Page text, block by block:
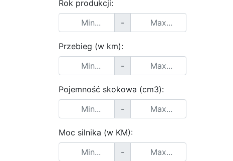
Rok produkcji:
-
Przebieg (w km):
-
Pojemność skokowa (cm3):
-
Moc silnika (w KM):
-